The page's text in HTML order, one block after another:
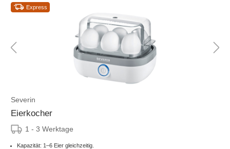
Express
Severin
Eierkocher
1 - 3 Werktage
Kapazität: 1–6 Eier gleichzeitig.